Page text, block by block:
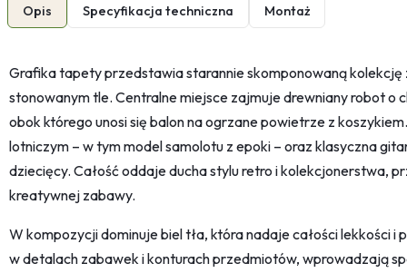
Opis Specyfikacja techniczna Montaż
Grafika tapety przedstawia starannie skomponowaną kolekcję
stonowanym tle. Centralne miejsce zajmuje drewniany robot
obok którego unosi się balon na ogrzane powietrze z
lotniczym – w tym model samolotu z epoki – oraz klasyczna
dziecięcy. Całość oddaje ducha stylu retro i kolekcjonerstwa,
kreatywnej zabawy.
W kompozycji dominuje biel tła, która nadaje całości lekkości
w detalach zabawek i konturach przedmiotów, wprowadzają